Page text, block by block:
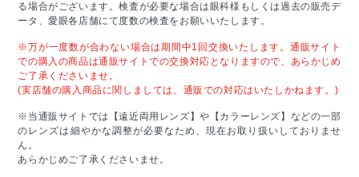
る場合がございます。検査が必要な場合は眼科様もしくは過去の販売デ
ータ、愛眼各店舗にて度数の検査をお願いいたします。
※万が一度数が合わない場合は期間中1回交換いたします。通販サイト
での購入の商品は通販サイトでの交換対応となりますので、あらかじめ
ご了承くださいませ。
(実店舗の購入商品に関しましては、通販での対応はいたしかねます。)
※当通販サイトでは【遠近両用レンズ】や【カラーレンズ】などの一部
のレンズは細やかな調整が必要なため、現在お取り扱いしておりませ
ん。
あらかじめご了承くださいませ。